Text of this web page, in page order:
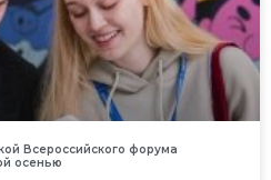
Всероссийского форума
осенью